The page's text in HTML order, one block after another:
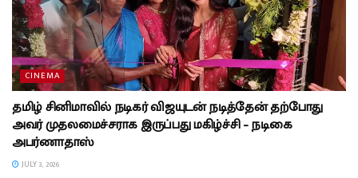
CINEMA
தமிழ் சினிமாவில் நடிகர் விஜயுடன் நடித்தேன் தற்போது
அவர் முதலமைச்சராக இருப்பது மகிழ்ச்சி – நடிகை
அபர்ணாதாஸ்
JULY 3, 2026